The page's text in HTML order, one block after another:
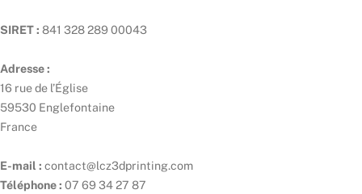
SIRET : 841 328 289 00043
Adresse :
16 rue de l’Église
59530 Englefontaine
France
E-mail : contact@lcz3dprinting.com
Téléphone : 07 69 34 27 87